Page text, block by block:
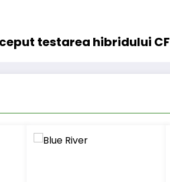
testarea hibridului CF